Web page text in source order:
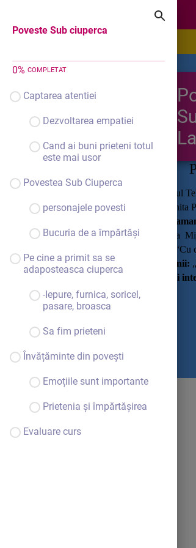
Poveste Sub ciuperca
0% COMPLETAT
Captarea atentiei
Dezvoltarea empatiei
Cand ai buni prieteni totul
este mai usor
Povestea Sub Ciuperca
personajele povesti
Bucuria de a împărtăși
Pe cine a primit sa se
adaposteasca ciuperca
-Iepure, furnica, soricel,
pasare, broasca
Sa fim prieteni
Învățăminte din povești
Emoțiile sunt importante
Prietenia și împărtășirea
Evaluare curs
Liceul
Gradinita
Profesor
Nivel:
I – Grupa
“Cu
Tema săptămânii: „
Tema activității